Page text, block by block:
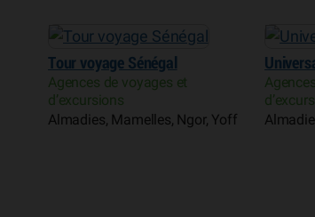
Tour voyage Sénégal
Agences de voyages et
d’excursions
Almadies, Mamelles, Ngor, Yoff